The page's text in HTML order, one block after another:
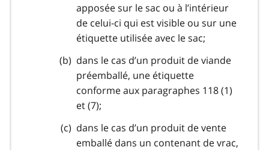
apposée sur le sac ou à l’intérieur
de celui-ci qui est visible ou sur une
étiquette utilisée avec le sac;
dans le cas d’un produit de viande
préemballé, une étiquette
conforme aux paragraphes 118 (1)
et (7);
dans le cas d’un produit de vente
emballé dans un contenant de vrac,